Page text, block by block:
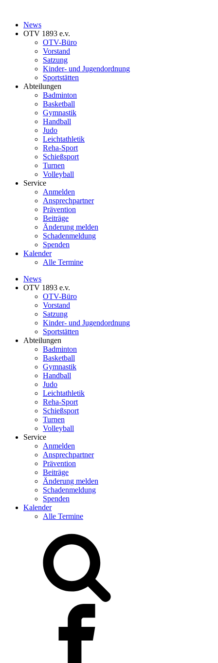
News
OTV 1893 e.v.
OTV-Büro
Vorstand
Satzung
Kinder- und Jugendordnung
Sportstätten
Abteilungen
Badminton
Basketball
Gymnastik
Handball
Judo
Leichtathletik
Reha-Sport
Schießsport
Turnen
Volleyball
Service
Anmelden
Ansprechpartner
Prävention
Beiträge
Änderung melden
Schadenmeldung
Spenden
Kalender
Alle Termine
News
OTV 1893 e.v.
OTV-Büro
Vorstand
Satzung
Kinder- und Jugendordnung
Sportstätten
Abteilungen
Badminton
Basketball
Gymnastik
Handball
Judo
Leichtathletik
Reha-Sport
Schießsport
Turnen
Volleyball
Service
Anmelden
Ansprechpartner
Prävention
Beiträge
Änderung melden
Schadenmeldung
Spenden
Kalender
Alle Termine